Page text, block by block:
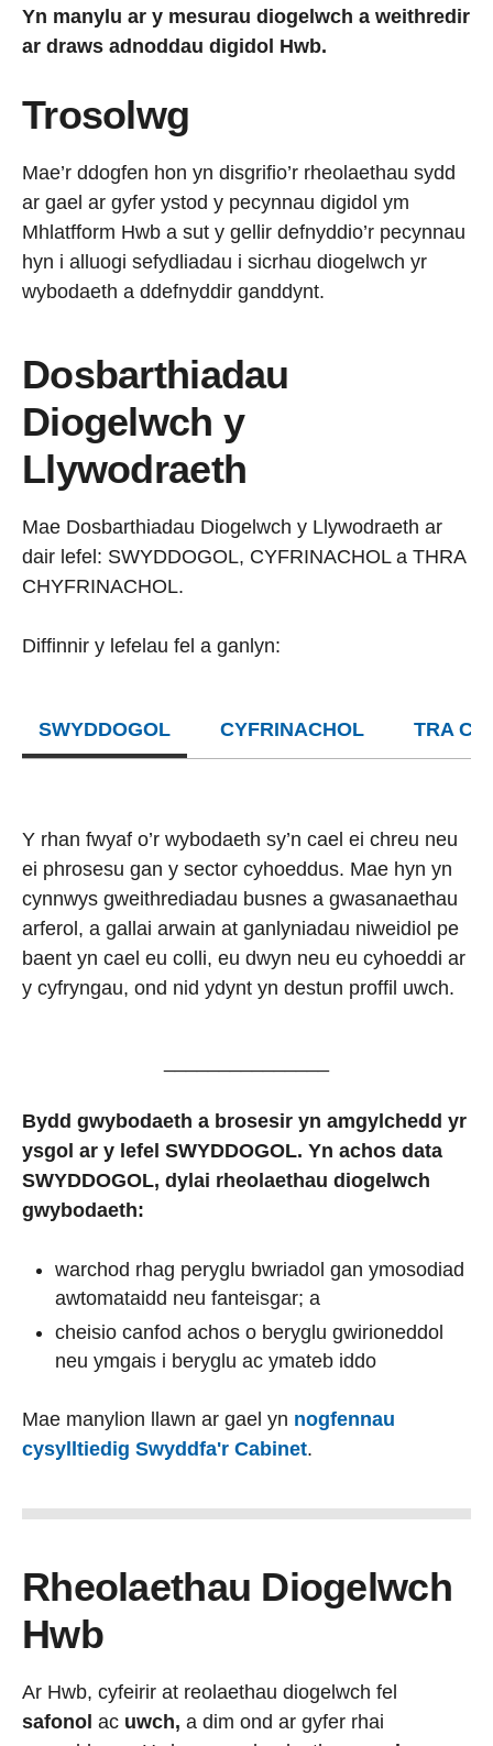
Yn manylu ar y mesurau diogelwch a weithredir
ar draws adnoddau digidol Hwb.
Trosolwg
Mae’r ddogfen hon yn disgrifio’r rheolaethau sydd
ar gael ar gyfer ystod y pecynnau digidol ym
Mhlatfform Hwb a sut y gellir defnyddio’r pecynnau
hyn i alluogi sefydliadau i sicrhau diogelwch yr
wybodaeth a ddefnyddir ganddynt.
Dosbarthiadau
Diogelwch y
Llywodraeth
Mae Dosbarthiadau Diogelwch y Llywodraeth ar
dair lefel: SWYDDOGOL, CYFRINACHOL a THRA
CHYFRINACHOL.
Diffinnir y lefelau fel a ganlyn:
SWYDDOGOL CYFRINACHOL TRA
Y rhan fwyaf o’r wybodaeth sy’n cael ei chreu neu
ei phrosesu gan y sector cyhoeddus. Mae hyn yn
cynnwys gweithrediadau busnes a gwasanaethau
arferol, a gallai arwain at ganlyniadau niweidiol pe
baent yn cael eu colli, eu dwyn neu eu cyhoeddi ar
y cyfryngau, ond nid ydynt yn destun proffil uwch.
Bydd gwybodaeth a brosesir yn amgylchedd yr
ysgol ar y lefel SWYDDOGOL. Yn achos data
SWYDDOGOL, dylai rheolaethau diogelwch
gwybodaeth:
warchod rhag peryglu bwriadol gan ymosodiad
awtomataidd neu fanteisgar; a
cheisio canfod achos o beryglu gwirioneddol
neu ymgais i beryglu ac ymateb iddo
Mae manylion llawn ar gael yn nogfennau
cysylltiedig Swyddfa'r Cabinet.
Rheolaethau Diogelwch
Hwb
Ar Hwb, cyfeirir at reolaethau diogelwch fel
safonol ac uwch, a dim ond ar gyfer rhai